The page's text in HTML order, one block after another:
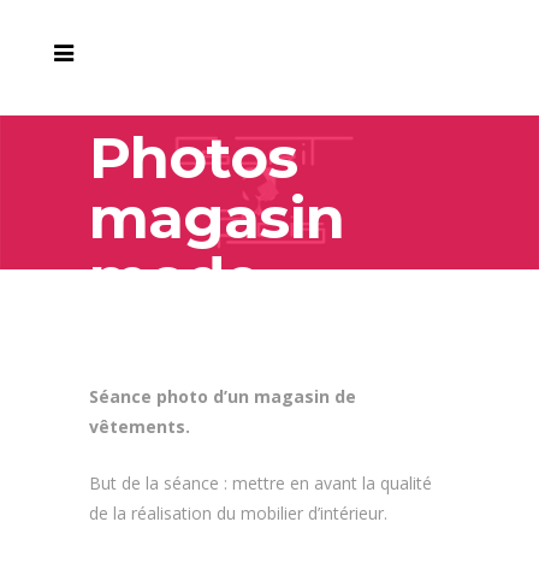
Photos
magasin
mode
Séance photo d’un magasin de
vêtements.
But de la séance : mettre en avant la qualité
de la réalisation du mobilier d’intérieur.